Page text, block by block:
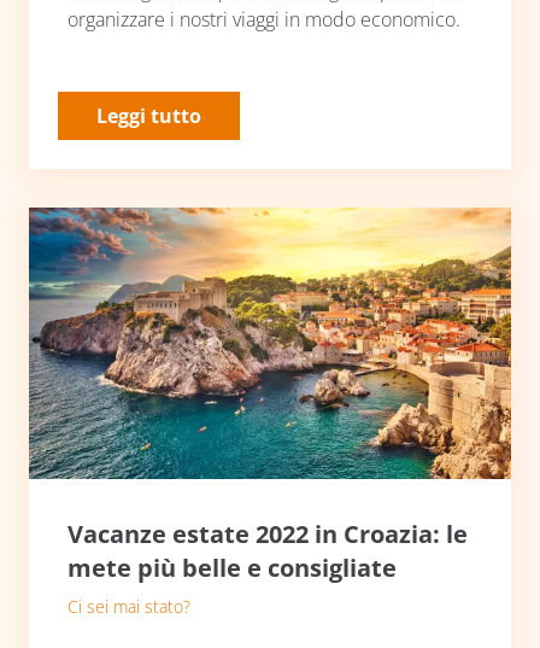
organizzare i nostri viaggi in modo economico.
Leggi tutto
Vacanze estate 2022 in Croazia: le
mete più belle e consigliate
Ci sei mai stato?